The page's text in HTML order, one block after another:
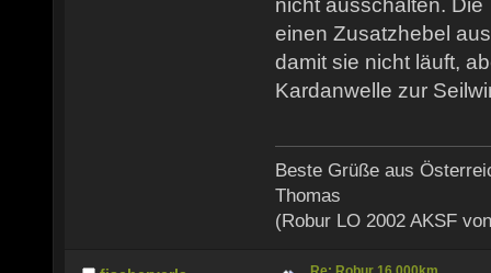
nicht ausschalten.
einen Zusatzhebel
damit sie nicht läuft,
Kardanwelle zur
Beste Grüße aus
Thomas
(Robur LO 2002 AKSF